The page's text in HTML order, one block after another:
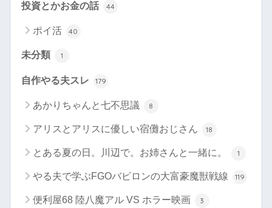
投資とかお金の話 44
ポイ活 40
未分類 1
自作やる夫スレ 179
あかりちゃんと七不思議 8
アリスとアリスに優しい宿儺おじさん 18
とある夏の日。川辺で。お姉さんと一緒に。 1
やる夫で学ぶFGOバビロンの大富豪魔獣戦線 119
便利屋68 陸八魔アル VS ホラー映画 3